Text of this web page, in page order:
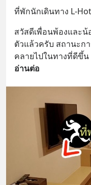
ที่พักนักเดินทาง L-
สวัสดีเพื่อนพ้องและน้
ตัวแล้วครับ สถานะก
คลายไปในทางที่ดีขึ้
อ่านต่อ